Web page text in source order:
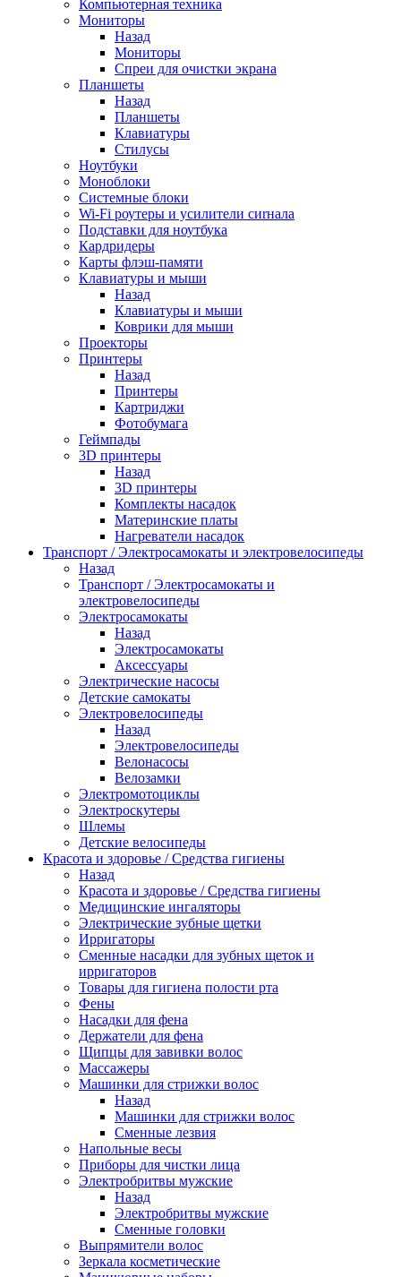
Компьютерная техника
Мониторы
Назад
Мониторы
Спреи для очистки экрана
Планшеты
Назад
Планшеты
Клавиатуры
Стилусы
Ноутбуки
Моноблоки
Системные блоки
Wi-Fi роутеры и усилители сиrнала
Подставки для ноутбука
Кардридеры
Карты флэш-памяти
Клавиатуры и мыши
Назад
Клавиатуры и мыши
Коврики для мыши
Проекторы
Принтеры
Назад
Принтеры
Картриджи
Фотобумага
Геймпады
3D принтеры
Назад
3D принтеры
Комплекты насадок
Материнские платы
Нагреватели насадок
Транспорт / Электросамокаты и электровелосипеды
Назад
Транспорт / Электросамокаты и
электровелосипеды
Электросамокаты
Назад
Электросамокаты
Аксессуары
Электрические насосы
Детские самокаты
Электровелосипеды
Назад
Электровелосипеды
Велонасосы
Велозамки
Электромотоциклы
Электроскутеры
Шлемы
Детские велосипеды
Красота и здоровье / Средства гигиены
Назад
Красота и здоровье / Средства гигиены
Медицинские ингаляторы
Электрические зубные щетки
Ирригаторы
Сменные насадки для зубных щеток и
ирригаторов
Товары для гигиена полости рта
Фены
Насадки для фена
Держатели для фена
Щипцы для завивки волос
Массажеры
Машинки для стрижки волос
Назад
Машинки для стрижки волос
Сменные лезвия
Напольные весы
Приборы для чистки лица
Электробритвы мужские
Назад
Электробритвы мужские
Сменные головки
Выпрямители волос
Зеркала косметические